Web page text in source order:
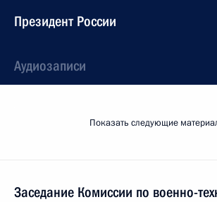
Президент России
Аудиозаписи
Показать следующие
Заседание Комиссии по военно-